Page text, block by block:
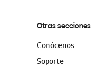
Otras secciones
Conócenos
Soporte